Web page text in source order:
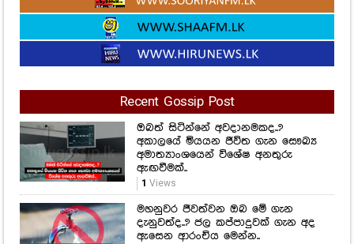
Recent Gossip Post
ඔබත් සිටින්නේ අවදානමකද..?
අකාලයේ මියයන ජීවිත ගැන සෞඛ්‍ය
අමාත්‍යාංශයෙන් විශේෂ අනතුරු
ඇඟවීමක්..
1 Views
මහනුවර ජීවත්වන ඔබ මේ ගැන
දැනුවත්ද..? ජල කප්පාදුවක් ගැන අද
ඇසෙන ආරංචිය මෙන්න..